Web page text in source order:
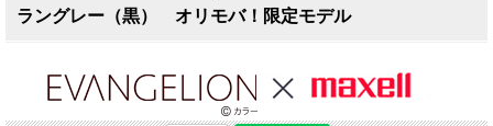
ラングレー（黒） オリモバ！限定モデル